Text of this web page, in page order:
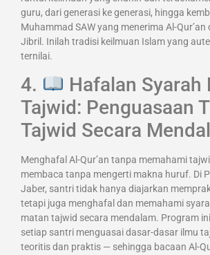
guru, dari generasi ke generasi, hingga
Muhammad SAW yang menerima Al-
Jibril. Inilah tradisi keilmuan Islam yang
ternilai.
4.
Hafalan Syarah
Tajwid: Penguasaan
Tajwid Secara
Menghafal Al-Qur’an tanpa memahami
membaca tanpa mengerti makna huruf. Di
Jaber, santri tidak hanya diajarkan
tetapi juga menghafal dan memahami
matan tajwid secara mendalam. Program
setiap santri menguasai dasar-dasar ilmu
teoritis dan praktis — sehingga bacaan Al-